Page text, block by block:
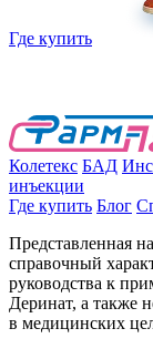
Где купить
Колетекс БАД
инъекции
Где купить Блог
Представленная
справочный
руководства к
Деринат, а также
в медицинских